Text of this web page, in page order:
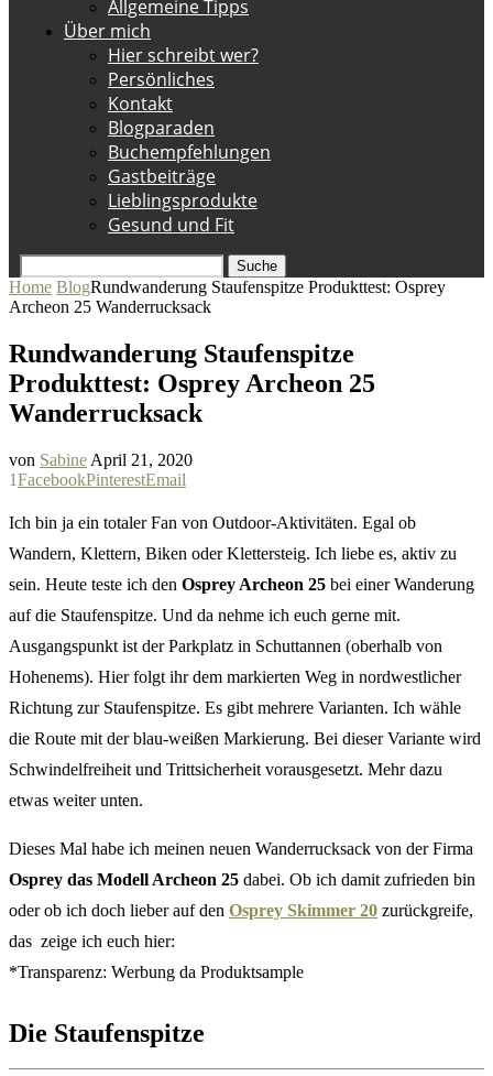
Allgemeine Tipps
Über mich
Hier schreibt wer?
Persönliches
Kontakt
Blogparaden
Buchempfehlungen
Gastbeiträge
Lieblingsprodukte
Gesund und Fit
Suche
Home BlogRundwanderung Staufenspitze Produkttest: Osprey
Archeon 25 Wanderrucksack
Rundwanderung Staufenspitze
Produkttest: Osprey Archeon 25
Wanderrucksack
von Sabine April 21, 2020
1FacebookPinterestEmail
Ich bin ja ein totaler Fan von Outdoor-Aktivitäten. Egal ob
Wandern, Klettern, Biken oder Klettersteig. Ich liebe es, aktiv zu
sein. Heute teste ich den Osprey Archeon 25 bei einer Wanderung
auf die Staufenspitze. Und da nehme ich euch gerne mit.
Ausgangspunkt ist der Parkplatz in Schuttannen (oberhalb von
Hohenems). Hier folgt ihr dem markierten Weg in nordwestlicher
Richtung zur Staufenspitze. Es gibt mehrere Varianten. Ich wähle
die Route mit der blau-weißen Markierung. Bei dieser Variante wird
Schwindelfreiheit und Trittsicherheit vorausgesetzt. Mehr dazu
etwas weiter unten.
Dieses Mal habe ich meinen neuen Wanderrucksack von der Firma
Osprey das Modell Archeon 25 dabei. Ob ich damit zufrieden bin
oder ob ich doch lieber auf den Osprey Skimmer 20 zurückgreife,
das zeige ich euch hier:
*Transparenz: Werbung da Produktsample
Die Staufenspitze